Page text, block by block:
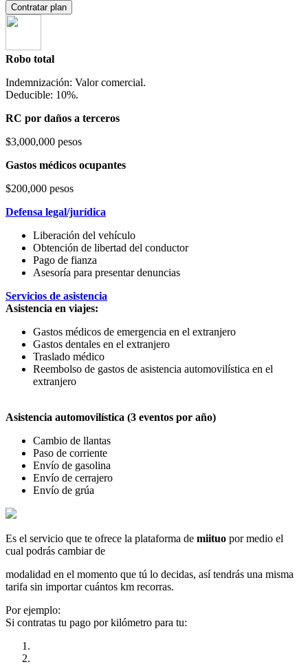
Contratar plan
Robo total
Indemnización: Valor comercial.
Deducible: 10%.
RC por daños a terceros
$3,000,000 pesos
Gastos médicos ocupantes
$200,000 pesos
Defensa legal/jurídica
Liberación del vehículo
Obtención de libertad del conductor
Pago de fianza
Asesoría para presentar denuncias
Servicios de asistencia
Asistencia en viajes:
Gastos médicos de emergencia en el extranjero
Gastos dentales en el extranjero
Traslado médico
Reembolso de gastos de asistencia automovilística en el
extranjero
Asistencia automovilística (3 eventos por año)
Cambio de llantas
Paso de corriente
Envío de gasolina
Envío de cerrajero
Envío de grúa
Es el servicio que te ofrece la plataforma de miituo por medio el
cual podrás cambiar de
modalidad en el momento que tú lo decidas, así tendrás una misma
tarifa sin importar cuántos km recorras.
Por ejemplo:
Si contratas tu pago por kilómetro para tu: